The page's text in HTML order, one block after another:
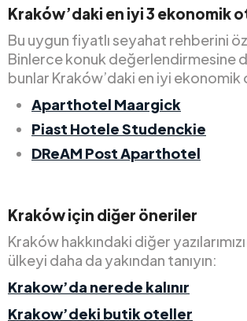
Kraków’daki en iyi 3 ekonomik
Bu uygun fiyatlı seyahat rehberini
Binlerce konuk değerlendirmesine
bunlar Kraków’daki en iyi
Aparthotel Maargick
Piast Hotele Studenckie
DReAM Post Aparthotel
Kraków için diğer öneriler
Kraków hakkındaki diğer
ülkeyi daha da yakından tanıyın:
Krakow’da nerede kalınır
Krakow’deki butik oteller